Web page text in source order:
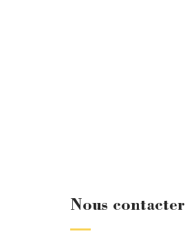
Nous contacter